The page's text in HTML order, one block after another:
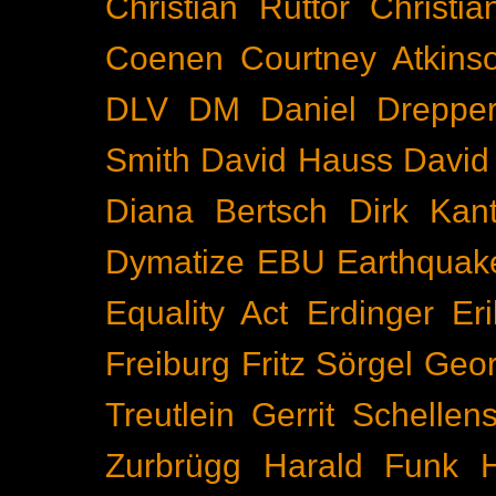
Coenen Courtney
DLV
DM
Daniel
Smith David Hauss
Diana Bertsch
Dirk
Dymatize EBU
Equality Act Erdinger
Freiburg Fritz Sörgel
Treutlein Gerrit
Zurbrügg
Harald Funk